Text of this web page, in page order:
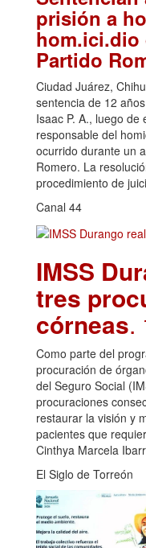
prisión a
hom.ici.dio
Partido
Ciudad Juárez,
sentencia de 12
Isaac P. A., luego
responsable del
ocurrido durante un
Romero. La
procedimiento de
Canal 44
IMSS
tres
córneas.
Como parte del
procuración de
del Seguro Social
procuraciones
restaurar la visión y
pacientes que
Cinthya Marcela
El Siglo de Torreón